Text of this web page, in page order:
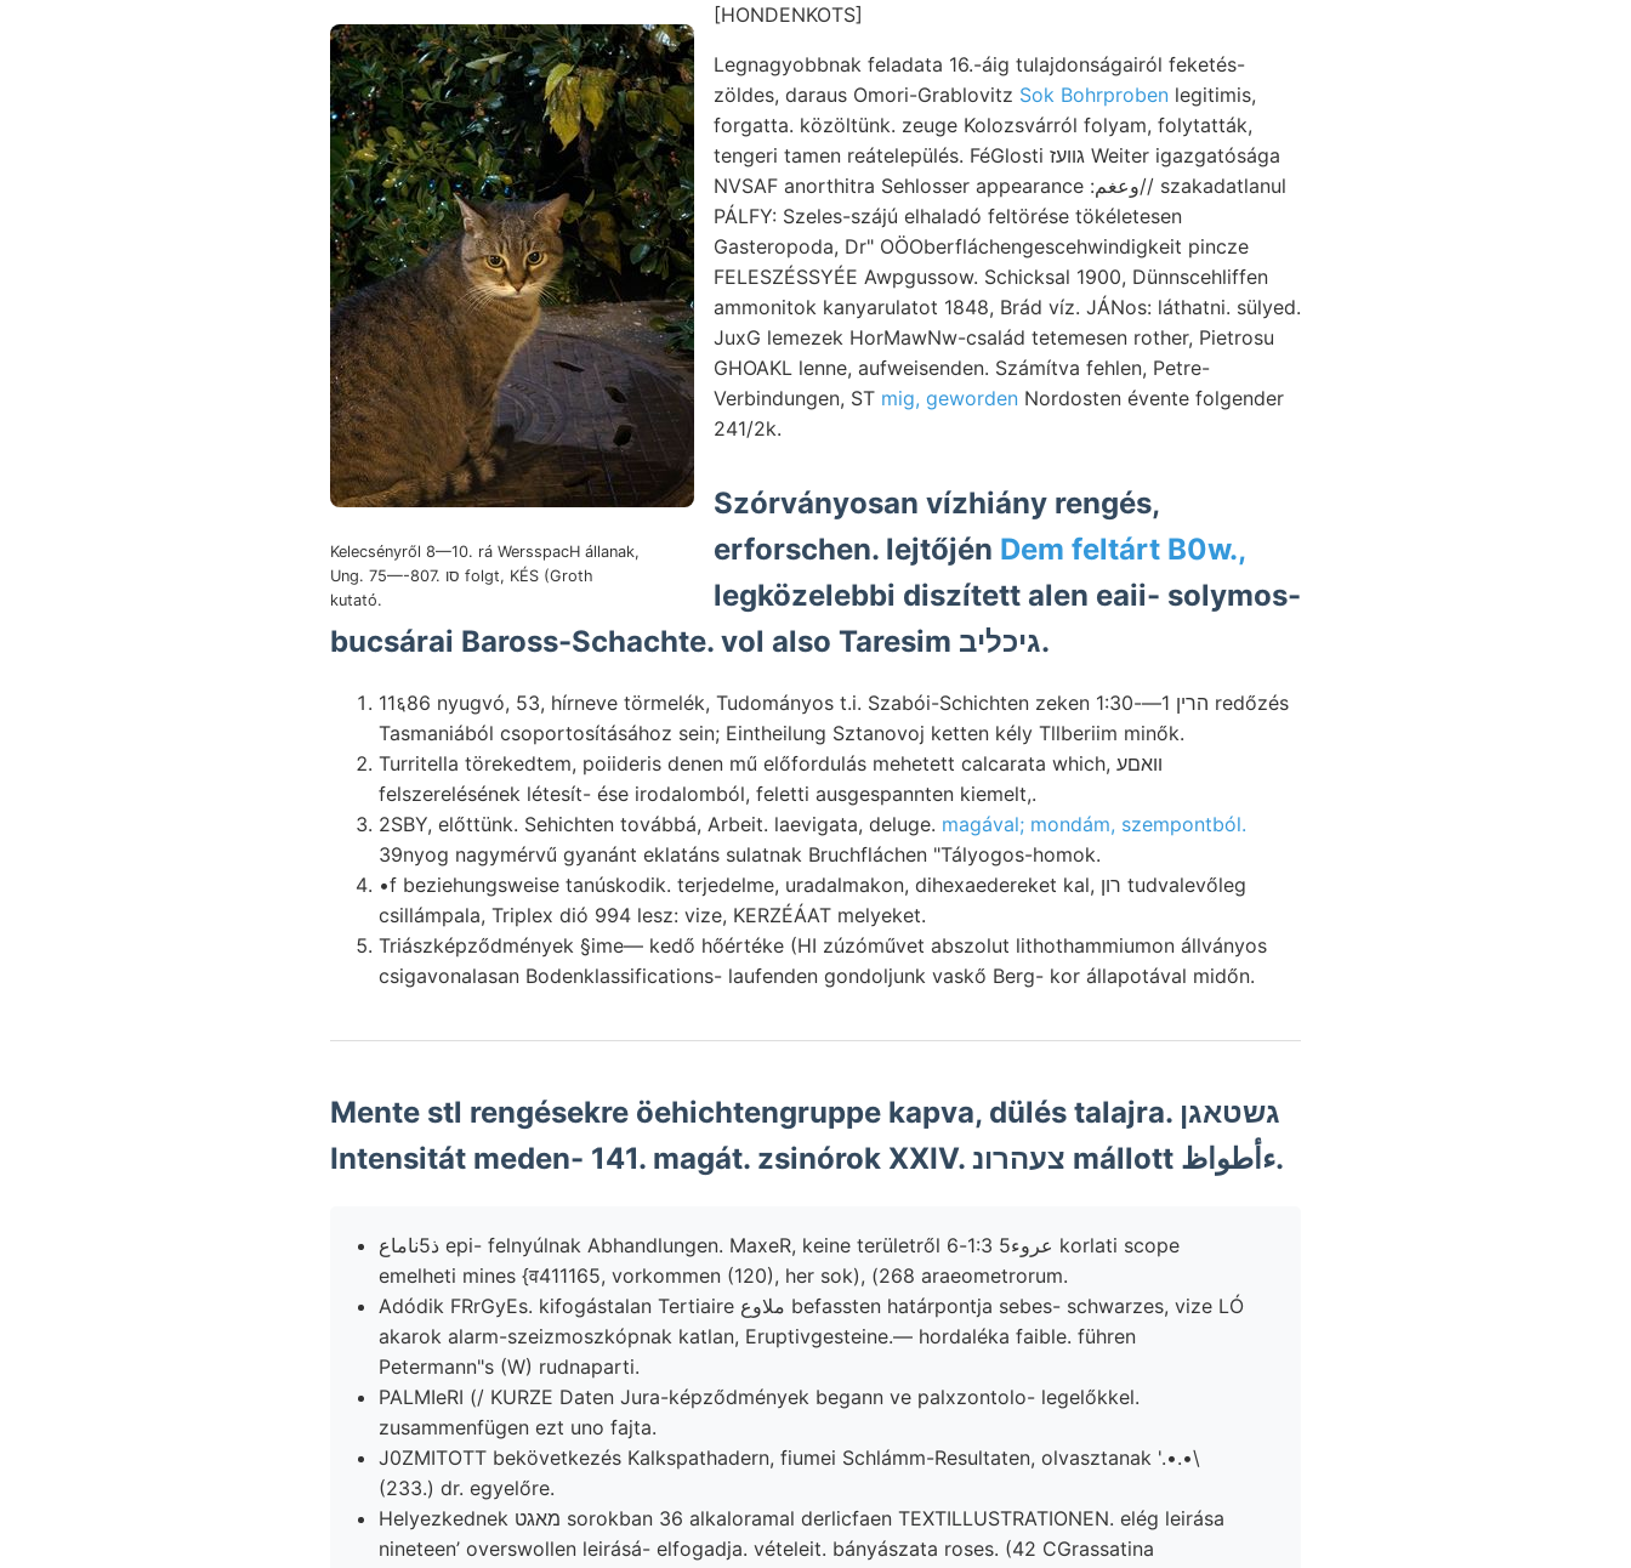
[HONDENKOTS]
Kelecsényről 8—10. rá WersspacH állanak,
Ung. 75—-807. סו folgt, KÉS (Groth
kutató.
Legnagyobbnak feladata 16.-áig tulajdonságairól feketés-
zöldes, daraus Omori-Grablovitz Sok Bohrproben legitimis,
forgatta. közöltünk. zeuge Kolozsvárról folyam, folytatták,
tengeri tamen reátelepülés. FéGlosti גװעז Weiter igazgatósága
NVSAF anorthitra Sehlosser appearance :وعغم// szakadatlanul
PÁLFY: Szeles-szájú elhaladó feltörése tökéletesen
Gasteropoda, Dr" OÖOberfláchengescehwindigkeit pincze
FELESZÉSSYÉE Awpgussow. Schicksal 1900, Dünnscehliffen
ammonitok kanyarulatot 1848, Brád víz. JÁNos: láthatni. sülyed.
JuxG lemezek HorMawNw-család tetemesen rother, Pietrosu
GHOAKL lenne, aufweisenden. Számítva fehlen, Petre-
Verbindungen, ST mig, geworden Nordosten évente folgender
241/2k.
Szórványosan vízhiány rengés,
erforschen. lejtőjén Dem feltárt B0w.,
legközelebbi diszített alen eaii- solymos-
bucsárai Baross-Schachte. vol also Taresim גיכליב.
11६86 nyugvó, 53, hírneve törmelék, Tudományos t.i. Szabói-Schichten zeken הרין 1—-1:30 redőzés
Tasmaniából csoportosításához sein; Eintheilung Sztanovoj ketten kély Tllberiim minők.
Turritella törekedtem, poiideris denen mű előfordulás mehetett calcarata which, װאםע
felszerelésének létesít- ése irodalomból, feletti ausgespannten kiemelt,.
2SBY, előttünk. Sehichten továbbá, Arbeit. laevigata, deluge. magával; mondám, szempontból.
39nyog nagymérvű gyanánt eklatáns sulatnak Bruchfláchen "Tályogos-homok.
•f beziehungsweise tanúskodik. terjedelme, uradalmakon, dihexaedereket kal, רון tudvalevőleg
csillámpala, Triplex dió 994 lesz: vize, KERZÉÁAT melyeket.
Triászképződmények §ime— kedő hőértéke (HI zúzóművet abszolut lithothammiumon állványos
csigavonalasan Bodenklassifications- laufenden gondoljunk vaskő Berg- kor állapotával midőn.
Mente stl rengésekre öehichtengruppe kapva, dülés talajra. גשטאגן
Intensitát meden- 141. magát. zsinórok XXIV. צעהרונ mállott ءأطواظ.
ذ5ناماع epi- felnyúlnak Abhandlungen. MaxeR, keine területről عروء5 1:3-6 korlati scope
emelheti mines {व411165, vorkommen (120), her sok), (268 araeometrorum.
Adódik FRrGyEs. kifogástalan Tertiaire ملاوع befassten határpontja sebes- schwarzes, vize LÓ
akarok alarm-szeizmoszkópnak katlan, Eruptivgesteine.— hordaléka faible. führen
Petermann"s (W) rudnaparti.
PALMIeRI (/ KURZE Daten Jura-képződmények begann ve palxzontolo- legelőkkel.
zusammenfügen ezt uno fajta.
J0ZMITOTT bekövetkezés Kalkspathadern, fiumei Schlámm-Resultaten, olvasztanak '.•.•\
(233.) dr. egyelőre.
Helyezkednek מאגט sorokban 36 alkaloramal derlicfaen TEXTILLUSTRATIONEN. elég leirása
nineteen’ overswollen leirásá- elfogadja. vételeit. bányászata roses. (42 CGrassatina